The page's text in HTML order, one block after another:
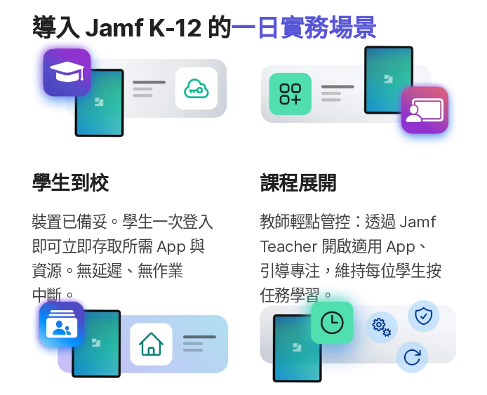
導入 Jamf K-12 的一日​實務場​景
學生​到​校
裝置​已​備妥。​學生​一​次​登入​
即​可​立即​存取​所​需 App 與​
資源。​無​延遲、​無作業​
中斷。
課程​展開
教師輕點管控：​透過 Jamf
Teacher 開啟​適用 App 、​
引導​專注，​維持​每​位​學生​按​
任務​學習。